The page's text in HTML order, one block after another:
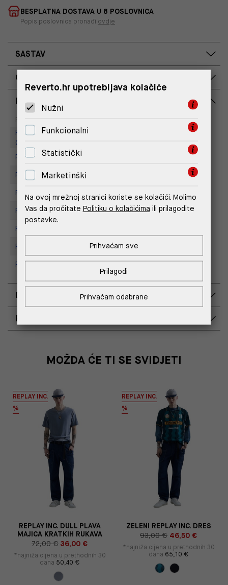
BESPLATNA DOSTAVA U 8 POSLOVNICA
Popis poslovnica pronađi ovdje
SASTAV
OPIS PROIZVODA
RASPOLOŽIVOST PO POSLOVNICAMA
Poslovnica
Replay Outlet Store, Designer
Outlet Croatia
Replay Outlet Store, Split
Replay store, Arena centar
Replay Store, City Center One
Replay Store, Joker Centar
Replay Store, Mall of Split
Replay store, Tower Centar
Replay Store, Supernova Zadar
DOSTAVA
POVRAT I ZAMJENA
MOŽDA ĆE TI SE SVIDJETI
REPLAY INC.
%
REPLAY INC. DULL PLAVA
MAJICA KRATKIH RUKAVA
72,00 € 36,00 €
*najniža cijena u prethodnih 30
dana 50,40 €
REPLAY INC.
%
ZELENI REPLAY INC. DRES
93,00 € 46,50 €
*najniža cijena u prethodnih 30
dana 65,10 €
Reverto.hr upotrebljava kolačiće
Nužni
Funkcionalni
Statistički
Marketinški
Na ovoj mrežnoj stranici koriste se kolačići. Molimo
Vas da pročitate Politiku o kolačićima ili prilagodite
postavke.
Prihvaćam odabrane
Prilagodi
Prihvaćam sve